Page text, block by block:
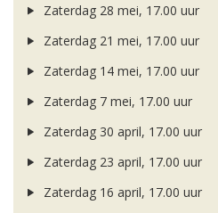
Zaterdag 28 mei, 17.00 uur
Zaterdag 21 mei, 17.00 uur
Zaterdag 14 mei, 17.00 uur
Zaterdag 7 mei, 17.00 uur
Zaterdag 30 april, 17.00 uur
Zaterdag 23 april, 17.00 uur
Zaterdag 16 april, 17.00 uur